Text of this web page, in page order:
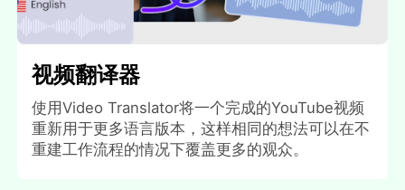
视频翻译器
使用Video Translator将一个完成的YouTube视频
重新用于更多语言版本，这样相同的想法可以在不
重建工作流程的情况下覆盖更多的观众。